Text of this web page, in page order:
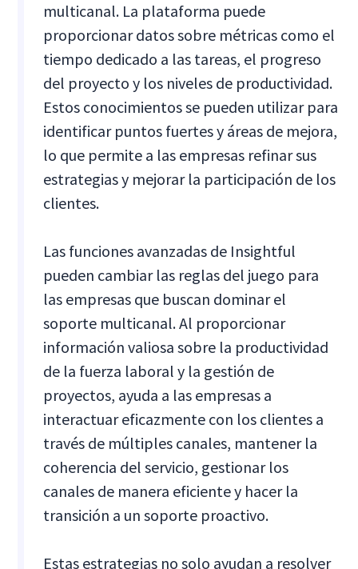
multicanal. La plataforma puede
proporcionar datos sobre métricas como el
tiempo dedicado a las tareas, el progreso
del proyecto y los niveles de productividad.
Estos conocimientos se pueden utilizar para
identificar puntos fuertes y áreas de mejora,
lo que permite a las empresas refinar sus
estrategias y mejorar la participación de los
clientes.
Las funciones avanzadas de Insightful
pueden cambiar las reglas del juego para
las empresas que buscan dominar el
soporte multicanal. Al proporcionar
información valiosa sobre la productividad
de la fuerza laboral y la gestión de
proyectos, ayuda a las empresas a
interactuar eficazmente con los clientes a
través de múltiples canales, mantener la
coherencia del servicio, gestionar los
canales de manera eficiente y hacer la
transición a un soporte proactivo.
Estas estrategias no solo ayudan a resolver